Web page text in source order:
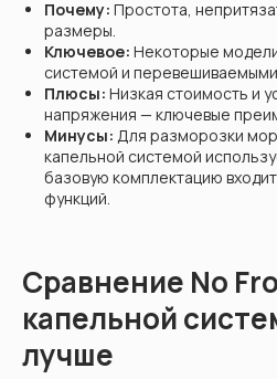
Почему: Простота,
размеры.
Ключевое: Некоторые
системой и
Плюсы: Низкая стоимость и
напряжения — ключевые
Минусы: Для разморозки
капельной системой
базовую комплектацию
функций.
Сравнение No
капельной
лучше